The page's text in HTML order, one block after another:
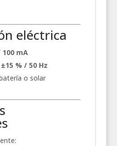
eléctrica
100 mA
±15 % / 50 Hz
o solar